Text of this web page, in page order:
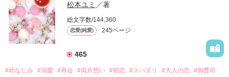
松本ユミ ／著
総文字数/144,360
恋愛(純愛) 245ページ
465
#幼なじみ #溺愛 #再会 #両片想い #初恋 #スパダリ #大人の恋 #御曹司